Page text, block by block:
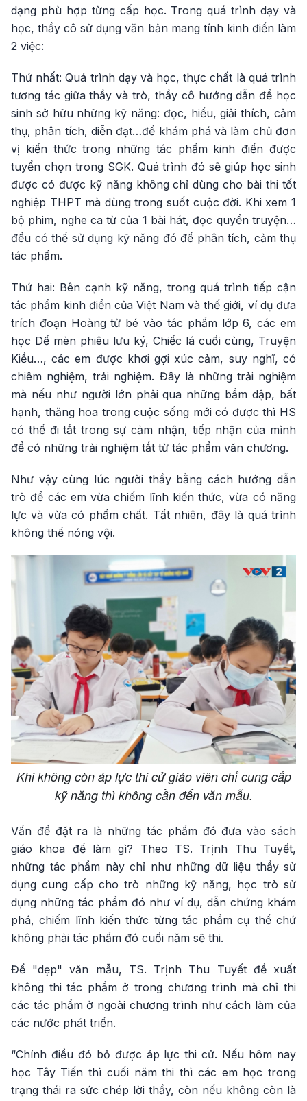
dạng phù hợp từng cấp học. Trong quá trình dạy và
học, thầy cô sử dụng văn bản mang tính kinh điển làm
2 việc:
Thứ nhất: Quá trình dạy và học, thực chất là quá trình
tương tác giữa thầy và trò, thầy cô hướng dẫn để học
sinh sở hữu những kỹ năng: đọc, hiểu, giải thích, cảm
thụ, phân tích, diễn đạt…để khám phá và làm chủ đơn
vị kiến thức trong những tác phẩm kinh điển được
tuyển chọn trong SGK. Quá trình đó sẽ giúp học sinh
được có được kỹ năng không chỉ dùng cho bài thi tốt
nghiệp THPT mà dùng trong suốt cuộc đời. Khi xem 1
bộ phim, nghe ca từ của 1 bài hát, đọc quyển truyện…
đều có thể sử dụng kỹ năng đó để phân tích, cảm thụ
tác phẩm.
Thứ hai: Bên cạnh kỹ năng, trong quá trình tiếp cận
tác phẩm kinh điển của Việt Nam và thế giới, ví dụ đưa
trích đoạn Hoàng tử bé vào tác phẩm lớp 6, các em
học Dế mèn phiêu lưu ký, Chiếc lá cuối cùng, Truyện
Kiều…, các em được khơi gợi xúc cảm, suy nghĩ, có
chiêm nghiệm, trải nghiệm. Đây là những trải nghiệm
mà nếu như người lớn phải qua những bầm dập, bất
hạnh, thăng hoa trong cuộc sống mới có được thì HS
có thể đi tắt trong sự cảm nhận, tiếp nhận của mình
để có những trải nghiệm tắt từ tác phẩm văn chương.
Như vậy cùng lúc người thầy bằng cách hướng dẫn
trò để các em vừa chiếm lĩnh kiến thức, vừa có năng
lực và vừa có phẩm chất. Tất nhiên, đây là quá trình
không thể nóng vội.
Khi không còn áp lực thi cử giáo viên chỉ cung cấp
kỹ năng thì không cần đến văn mẫu.
Vấn đề đặt ra là những tác phẩm đó đưa vào sách
giáo khoa để làm gì? Theo TS. Trịnh Thu Tuyết,
những tác phẩm này chỉ như những dữ liệu thầy sử
dụng cung cấp cho trò những kỹ năng, học trò sử
dụng những tác phẩm đó như ví dụ, dẫn chứng khám
phá, chiếm lĩnh kiến thức từng tác phẩm cụ thể chứ
không phải tác phẩm đó cuối năm sẽ thi.
Để "dẹp" văn mẫu, TS. Trịnh Thu Tuyết đề xuất
không thi tác phẩm ở trong chương trình mà chỉ thi
các tác phẩm ở ngoài chương trình như cách làm của
các nước phát triển.
“Chính điều đó bỏ được áp lực thi cử. Nếu hôm nay
học Tây Tiến thì cuối năm thi thì các em học trong
trạng thái ra sức chép lời thầy, còn nếu không còn là